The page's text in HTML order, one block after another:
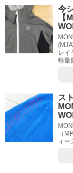
今
【
レイ
軽量
ス
（
ィー